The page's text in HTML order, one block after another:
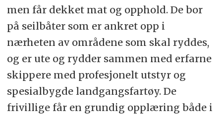
men får dekket mat og opphold. De bor
på seilbåter som er ankret opp i
nærheten av områdene som skal ryddes,
og er ute og rydder sammen med erfarne
skippere med profesjonelt utstyr og
spesialbygde landgangsfartøy. De
frivillige får en grundig opplæring både i